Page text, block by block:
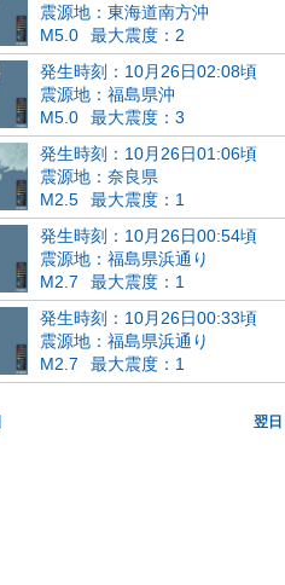
震源地：東海道南方沖
M5.0
最大震度：2
発生時刻：10月26日02:08頃
震源地：福島県沖
M5.0
最大震度：3
発生時刻：10月26日01:06頃
震源地：奈良県
M2.5
最大震度：1
発生時刻：10月26日00:54頃
震源地：福島県浜通り
M2.7
最大震度：1
発生時刻：10月26日00:33頃
震源地：福島県浜通り
M2.7
最大震度：1
翌日